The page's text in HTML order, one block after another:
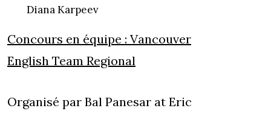
Diana Karpeev
Concours en équipe : Vancouver
English Team Regional
Organisé par Bal Panesar at Eric